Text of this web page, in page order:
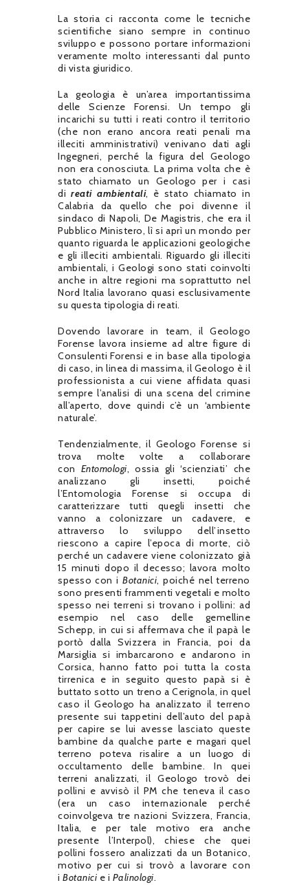
La storia ci racconta come le tecniche
scientifiche siano sempre in continuo
sviluppo e possono portare informazioni
veramente molto interessanti dal punto
di vista giuridico.
La geologia è un’area importantissima
delle Scienze Forensi. Un tempo gli
incarichi su tutti i reati contro il territorio
(che non erano ancora reati penali ma
illeciti amministrativi) venivano dati agli
Ingegneri, perché la figura del Geologo
non era conosciuta. La prima volta che è
stato chiamato un Geologo per i casi
direati ambientali, è stato chiamato in
Calabria da quello che poi divenne il
sindaco di Napoli, De Magistris, che era il
Pubblico Ministero, lì si aprì un mondo per
quanto riguarda le applicazioni geologiche
e gli illeciti ambientali. Riguardo gli illeciti
ambientali, i Geologi sono stati coinvolti
anche in altre regioni ma soprattutto nel
Nord Italia lavorano quasi esclusivamente
su questa tipologia di reati.
Dovendo lavorare in team, il Geologo
Forense lavora insieme ad altre figure di
Consulenti Forensi e in base alla tipologia
di caso, in linea di massima, il Geologo è il
professionista a cui viene affidata quasi
sempre l’analisi di una scena del crimine
all’aperto, dove quindi c’è un ‘ambiente
naturale’.
Tendenzialmente, il Geologo Forense si
trova molte volte a collaborare
con Entomologi, ossia gli ‘scienziati’ che
analizzano gli insetti, poiché
l’Entomologia Forense si occupa di
caratterizzare tutti quegli insetti che
vanno a colonizzare un cadavere, e
attraverso lo sviluppo dell’insetto
riescono a capire l’epoca di morte, ciò
perché un cadavere viene colonizzato già
15 minuti dopo il decesso; lavora molto
spesso con iBotanici, poiché nel terreno
sono presenti frammenti vegetali e molto
spesso nei terreni si trovano i pollini: ad
esempio nel caso delle gemelline
Schepp, in cui si affermava che il papà le
portò dalla Svizzera in Francia, poi da
Marsiglia si imbarcarono e andarono in
Corsica, hanno fatto poi tutta la costa
tirrenica e in seguito questo papà si è
buttato sotto un treno a Cerignola, in quel
caso il Geologo ha analizzato il terreno
presente sui tappetini dell’auto del papà
per capire se lui avesse lasciato queste
bambine da qualche parte e magari quel
terreno poteva risalire a un luogo di
occultamento delle bambine. In quei
terreni analizzati, il Geologo trovò dei
pollini e avvisò il PM che teneva il caso
(era un caso internazionale perché
coinvolgeva tre nazioni Svizzera, Francia,
Italia, e per tale motivo era anche
presente l’Interpol), chiese che quei
pollini fossero analizzati da un Botanico,
motivo per cui si trovò a lavorare con
i Botanici e i Palinologi.